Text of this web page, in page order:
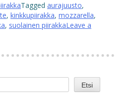
Tagged aurajuusto,
, kinkkupiirakka, mozzarella,
, suolainen piirakkaLeave a
Etsi